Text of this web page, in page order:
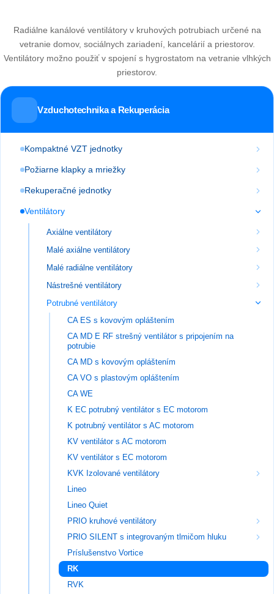
Radiálne kanálové ventilátory v kruhových potrubiach určené na
vetranie domov, sociálnych zariadení, kancelárií a priestorov.
Ventilátory možno použiť v spojení s hygrostatom na vetranie vlhkých
priestorov.
Vzduchotechnika a Rekuperácia
Kompaktné VZT jednotky
Požiarne klapky a mriežky
Rekuperačné jednotky
Ventilátory
Axiálne ventilátory
Malé axiálne ventilátory
Malé radiálne ventilátory
Nástrešné ventilátory
Potrubné ventilátory
CA ES s kovovým opláštením
CA MD E RF strešný ventilátor s pripojením na
potrubie
CA MD s kovovým opláštením
CA VO s plastovým opláštením
CA WE
K EC potrubný ventilátor s EC motorom
K potrubný ventilátor s AC motorom
KV ventilátor s AC motorom
KV ventilátor s EC motorom
KVK Izolované ventilátory
Lineo
Lineo Quiet
PRIO kruhové ventilátory
PRIO SILENT s integrovaným tlmičom hluku
Príslušenstvo Vortice
RK
RVK